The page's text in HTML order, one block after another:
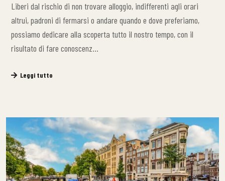
Liberi dal rischio di non trovare alloggio, indifferenti agli orari
altrui, padroni di fermarsi o andare quando e dove preferiamo,
possiamo dedicare alla scoperta tutto il nostro tempo, con il
risultato di fare conoscenz…
Leggi tutto